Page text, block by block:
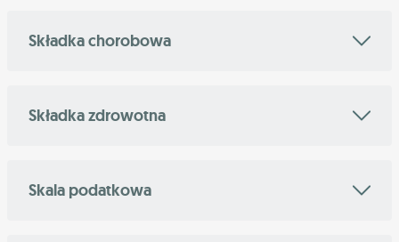
Składka chorobowa
Składka zdrowotna
Skala podatkowa